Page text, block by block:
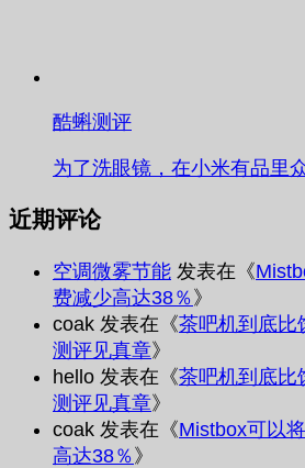
酷蝌测评
为了洗眼镜，在小米有品里
近期评论
空调微雾节能 发表在《
费减少高达38％ 》
coak 发表在《茶吧机到底比
测评见真章》
hello 发表在《茶吧机到底比
测评见真章》
coak 发表在《Mistbox可以
高达38％ 》